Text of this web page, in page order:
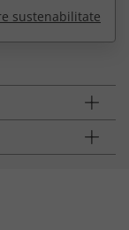
sustenabilitate